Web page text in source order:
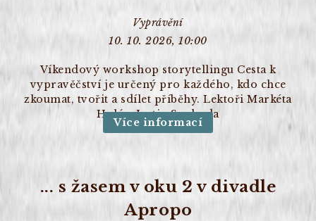
Vyprávění
10. 10. 2026, 10:00
Víkendový workshop storytellingu Cesta k
vypravěčství je určený pro každého, kdo chce
zkoumat, tvořit a sdílet příběhy. Lektoři Markéta
Holá a Justin Svoboda
Více informací
... s žasem v oku 2 v divadle
Apropo